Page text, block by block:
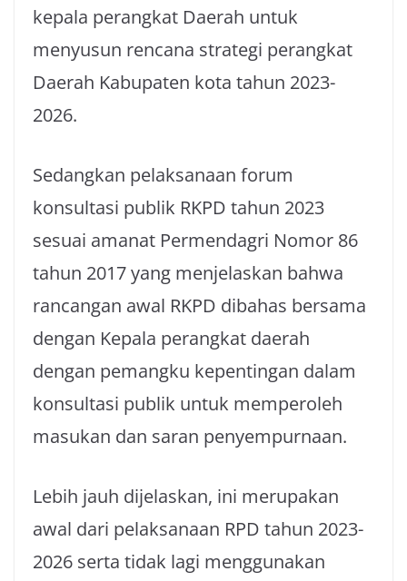
kepala perangkat Daerah untuk
menyusun rencana strategi perangkat
Daerah Kabupaten kota tahun 2023-
2026.
Sedangkan pelaksanaan forum
konsultasi publik RKPD tahun 2023
sesuai amanat Permendagri Nomor 86
tahun 2017 yang menjelaskan bahwa
rancangan awal RKPD dibahas bersama
dengan Kepala perangkat daerah
dengan pemangku kepentingan dalam
konsultasi publik untuk memperoleh
masukan dan saran penyempurnaan.
Lebih jauh dijelaskan, ini merupakan
awal dari pelaksanaan RPD tahun 2023-
2026 serta tidak lagi menggunakan